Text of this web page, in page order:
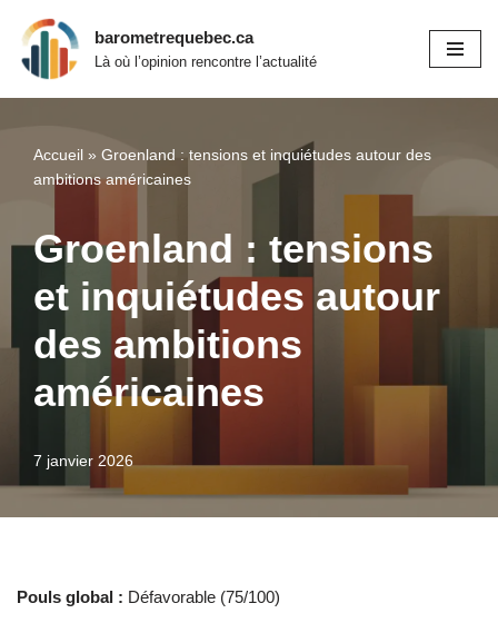
Aller
barometrequebec.ca
Là où l’opinion rencontre l’actualité
Accueil » Groenland : tensions et inquiétudes autour des
ambitions américaines
Groenland : tensions
et inquiétudes autour
des ambitions
américaines
7 janvier 2026
Pouls global : Défavorable (75/100)